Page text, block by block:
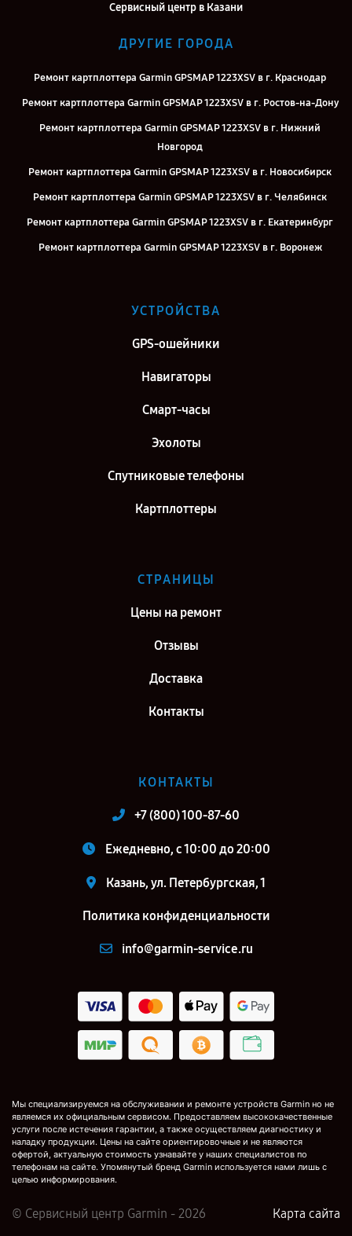
Сервисный центр в Казани
ДРУГИЕ ГОРОДА
Ремонт картплоттера Garmin GPSMAP 1223XSV в г. Краснодар
Ремонт картплоттера Garmin GPSMAP 1223XSV в г. Ростов-на-Дону
Ремонт картплоттера Garmin GPSMAP 1223XSV в г. Нижний
Новгород
Ремонт картплоттера Garmin GPSMAP 1223XSV в г. Новосибирск
Ремонт картплоттера Garmin GPSMAP 1223XSV в г. Челябинск
Ремонт картплоттера Garmin GPSMAP 1223XSV в г. Екатеринбург
Ремонт картплоттера Garmin GPSMAP 1223XSV в г. Воронеж
Ремонт картплоттера Garmin GPSMAP 1223XSV в г. Москва
Ремонт картплоттера Garmin GPSMAP 1223XSV в г. Санкт-
УСТРОЙСТВА
GPS-ошейники
Навигаторы
Смарт-часы
Эхолоты
Спутниковые телефоны
Картплоттеры
СТРАНИЦЫ
Цены на ремонт
Отзывы
Доставка
Контакты
КОНТАКТЫ
+7 (800) 100-87-60
Ежедневно, с 10:00 до 20:00
Казань, ул. Петербургская, 1
Политика конфиденциальности
info@garmin-service.ru
Мы специализируемся на обслуживании и ремонте устройств Garmin но не
являемся их официальным сервисом. Предоставляем высококачественные
услуги после истечения гарантии, а также осуществляем диагностику и
наладку продукции. Цены на сайте ориентировочные и не являются
офертой, актуальную стоимость узнавайте у наших специалистов по
телефонам на сайте. Упомянутый бренд Garmin используется нами лишь с
целью информирования.
© Сервисный центр Garmin - 2026 Карта сайта